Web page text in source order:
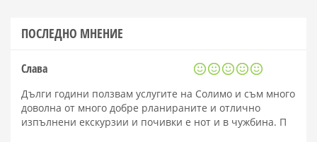
ПОСЛЕДНО МНЕНИЕ
Слава
Дълги години ползвам услугите на Солимо и съм много
доволна от много добре рланираните и отлично
изпълнени екскурзии и почивки е нот и в чужбина. П